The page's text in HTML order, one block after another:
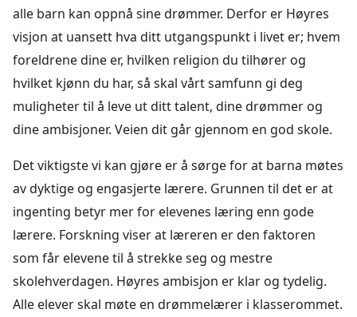
alle barn kan oppnå sine drømmer. Derfor er Høyres
visjon at uansett hva ditt utgangspunkt i livet er; hvem
foreldrene dine er, hvilken religion du tilhører og
hvilket kjønn du har, så skal vårt samfunn gi deg
muligheter til å leve ut ditt talent, dine drømmer og
dine ambisjoner. Veien dit går gjennom en god skole.
Det viktigste vi kan gjøre er å sørge for at barna møtes
av dyktige og engasjerte lærere. Grunnen til det er at
ingenting betyr mer for elevenes læring enn gode
lærere. Forskning viser at læreren er den faktoren
som får elevene til å strekke seg og mestre
skolehverdagen. Høyres ambisjon er klar og tydelig.
Alle elever skal møte en drømmelærer i klasserommet.